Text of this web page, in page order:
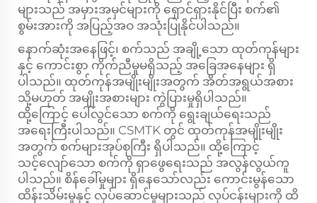
များသည် အမှားအမှင်များကို ရှောင်ရှားနိုင်ပြီး စက်၏
စွမ်းအားကို အပြည့်အဝ အသုံးပြုနိုင်ပါသည်။
နောက်ဆုံးအနေဖြင့်၊ စက်သည် အချို့သော ထုတ်ကုန်များ
နှင့် ကောင်းစွာ ကိုက်ညီမှုမရှိသည့် အခြေအနေများ ရှိ
ပါသည်။ ထုတ်ကုန်အမျိုးမျိုးအတွက် အိတ်အရွယ်အစား
သို့မဟုတ် အမျိုးအစားများ ကွဲပြားမှုရှိပါသည်။
ထို့ကြောင့် ပေါ်လွင်သော စက်ကို ရွေးချယ်ရေးသည်
အရေးကြီးပါသည်။ CSMTK တွင် ထုတ်ကုန်အမျိုးမျိုး
အတွက် စက်များအုပ်စုကြီး ရှိပါသည်။ ထို့ကြောင့်
သင့်လျော်သော စက်ကို ရှာဖွေရေးသည် အလွန်လွယ်ကူ
ပါသည်။ စိန်ခေါ်မှုများ ရှိနေသော်လည်း ကောင်းမွန်သော
ထိန်းသိမ်းမှုနှင့် လုပ်ဆောင်မှုများသည် လုပ်ငန်းများကို ထိ